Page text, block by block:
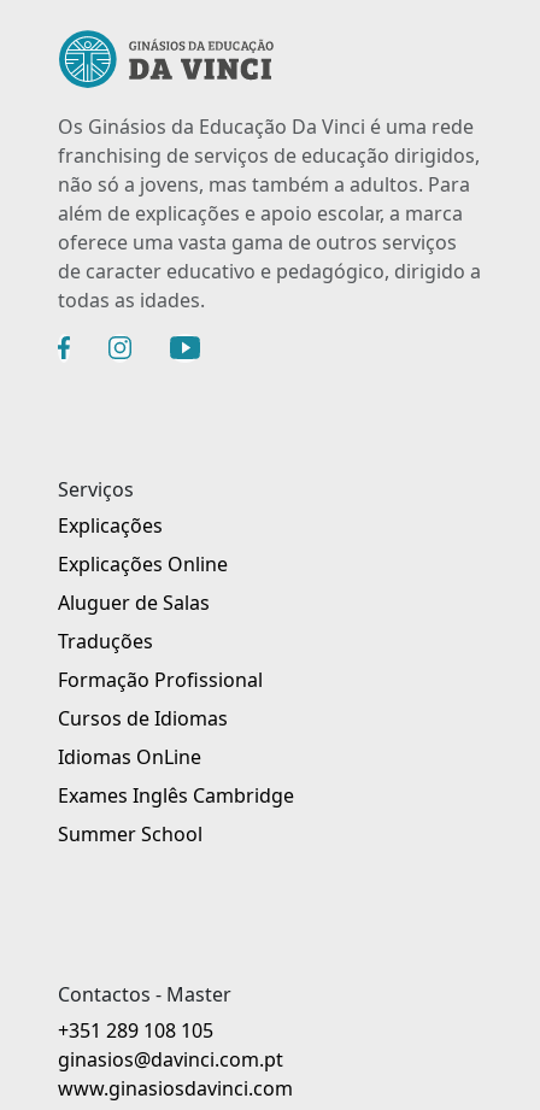
Os Ginásios da Educação Da Vinci é uma rede
franchising de serviços de educação dirigidos,
não só a jovens, mas também a adultos. Para
além de explicações e apoio escolar, a marca
oferece uma vasta gama de outros serviços
de caracter educativo e pedagógico, dirigido a
todas as idades.
Serviços
Explicações
Explicações Online
Aluguer de Salas
Traduções
Formação Profissional
Cursos de Idiomas
Idiomas OnLine
Exames Inglês Cambridge
Summer School
Contactos - Master
+351 289 108 105
ginasios@davinci.com.pt
www.ginasiosdavinci.com